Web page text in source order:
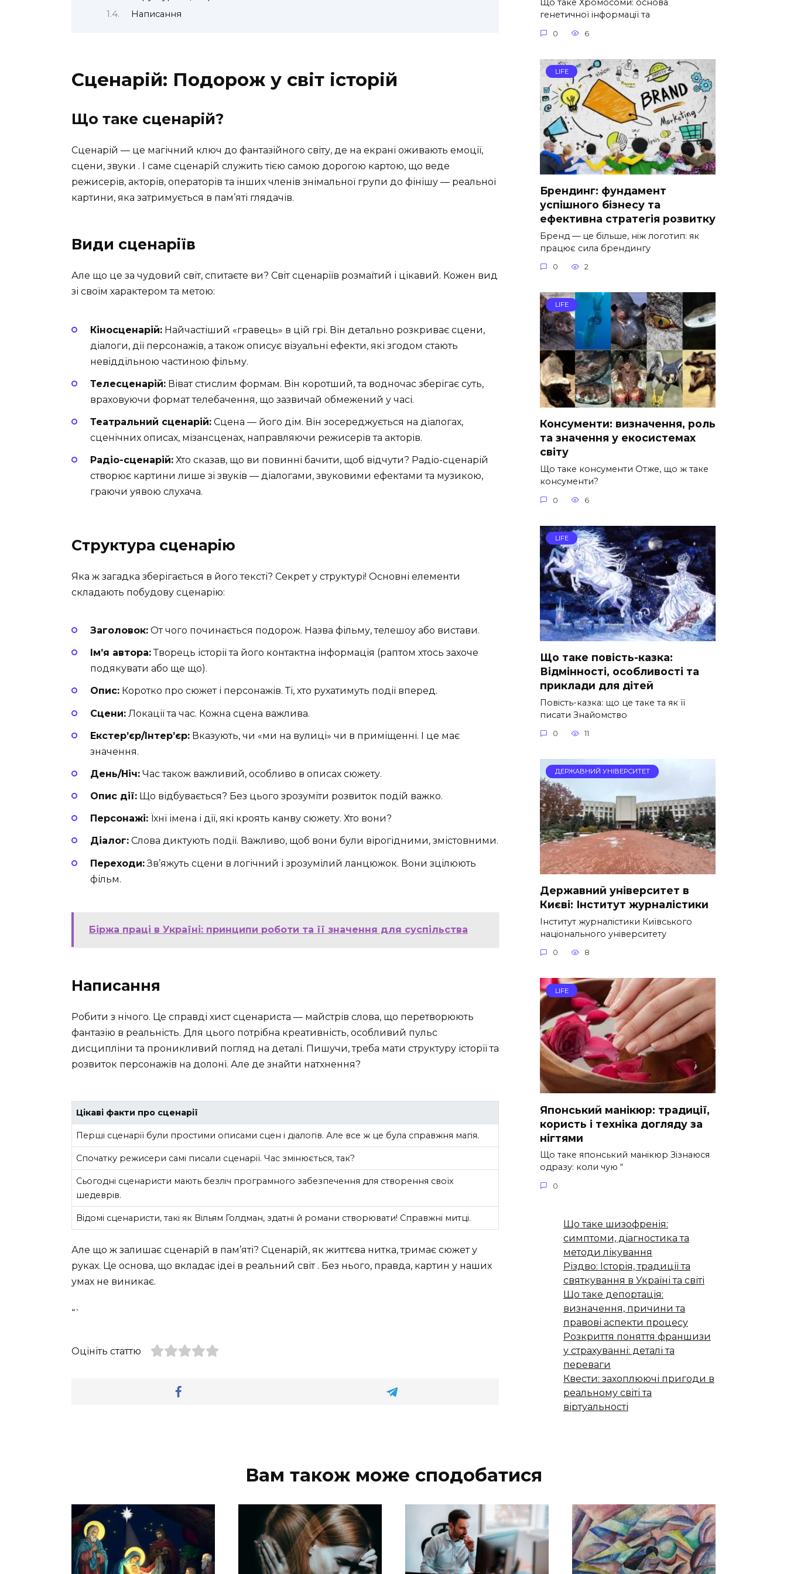
Написання
Сценарій: Подорож у світ історій
Що таке сценарій?
Сценарій — це магічний ключ до фантазійного світу, де на екрані оживають емоції,
сцени, звуки ️. І саме сценарій служить тією самою дорогою картою, що веде
режисерів, акторів, операторів та інших членів знімальної групи до фінішу — реальної
картини, яка затримується в пам’яті глядачів.
Види сценаріїв
Але що це за чудовий світ, спитаєте ви? Світ сценаріїв розмаїтий і цікавий. Кожен вид
зі своїм характером та метою:
Кіносценарій: Найчастіший «гравець» в цій грі. Він детально розкриває сцени,
діалоги, дії персонажів, а також описує візуальні ефекти, які згодом стають
невіддільною частиною фільму.
Телесценарій: Віват стислим формам. Він коротший, та водночас зберігає суть,
враховуючи формат телебачення, що зазвичай обмежений у часі.
Театральний сценарій: Сцена — його дім. Він зосереджується на діалогах,
сценічних описах, мізансценах, направляючи режисерів та акторів.
Радіо-сценарій: Хто сказав, що ви повинні бачити, щоб відчути? Радіо-сценарій
створює картини лише зі звуків — діалогами, звуковими ефектами та музикою,
граючи уявою слухача.
Структура сценарію
Яка ж загадка зберігається в його тексті? Секрет у структурі! Основні елементи
складають побудову сценарію:
Заголовок: От чого починається подорож. Назва фільму, телешоу або вистави.
Ім’я автора:Творець історії та його контактна інформація (раптом хтось захоче
подякувати або ще що).
Опис: Коротко про сюжет і персонажів. Ті, хто рухатимуть події вперед.
Сцени: Локації та час. Кожна сцена важлива.
Екстер’єр/Інтер’єр: Вказують, чи «ми на вулиці» чи в приміщенні. І це має
значення.
День/Ніч: Час також важливий, особливо в описах сюжету.
Опис дії: Що відбувається? Без цього зрозуміти розвиток подій важко.
Персонажі: Їхні імена і дії, які кроять канву сюжету. Хто вони?
Діалог: Слова диктують події. Важливо, щоб вони були вірогідними, змістовними.
Переходи:Зв’яжуть сцени в логічний і зрозумілий ланцюжок. Вони зцілюють
фільм.
Біржа праці в Україні: принципи роботи та її значення для суспільства
Написання
Робити з нічого. Це справді хист сценариста — майстрів слова, що перетворюють
фантазію в реальність. Для цього потрібна креативність, особливий пульс
дисципліни та проникливий погляд на деталі. Пишучи, треба мати структуру історії та
розвиток персонажів на долоні. Але де знайти натхнення?
Цікаві факти про сценарії
Перші сценарії були простими описами сцен і діалогів. Але все ж це була справжня магія.
Спочатку режисери самі писали сценарії. Час змінюється, так?
Сьогодні сценаристи мають безліч програмного забезпечення для створення своїх
шедеврів.
Відомі сценаристи, такі як Вільям Голдман, здатні й романи створювати! Справжні митці.
Але що ж залишає сценарій в пам’яті? Сценарій, як життєва нитка, тримає сюжет у
руках. Це основа, що вкладає ідеї в реальний світ . Без нього, правда, картин у наших
умах не виникає.
“`
Оцініть статтю
Що таке Хромосоми: основа
генетичної інформації та
0 6
LIFE
Брендинг: фундамент
успішного бізнесу та
ефективна стратегія розвитку
Бренд — це більше, ніж логотип: як
працює сила брендингу
0 2
LIFE
Консументи: визначення, роль
та значення у екосистемах
світу
Що таке консументи Отже, що ж таке
консументи?
0 6
LIFE
Що таке повість-казка:
Відмінності, особливості та
приклади для дітей
Повість-казка: що це таке та як її
писати Знайомство
0 11
ДЕРЖАВНИЙ УНІВЕРСИТЕТ
Державний університет в
Києві: Інститут журналістики
Інститут журналістики Київського
національного університету
0 8
LIFE
Японський манікюр: традиції,
користь і техніка догляду за
нігтями
Що таке японський манікюр Зізнаюся
одразу: коли чую “
0
Що таке шизофренія:
симптоми, діагностика та
методи лікування
Різдво: Історія, традиції та
святкування в Україні та світі
Що таке депортація:
визначення, причини та
правові аспекти процесу
Розкриття поняття франшизи
у страхуванні: деталі та
переваги
Квести: захоплюючі пригоди в
реальному світі та
віртуальності
Вам також може сподобатися